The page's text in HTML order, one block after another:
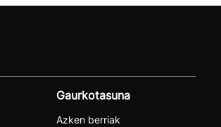
Gaurkotasuna
Azken berriak